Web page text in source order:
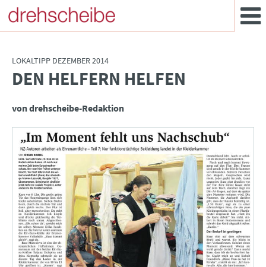
LOKALTIPP DEZEMBER 2014
:DEN HELFERN HELFEN
von drehscheibe-Redaktion